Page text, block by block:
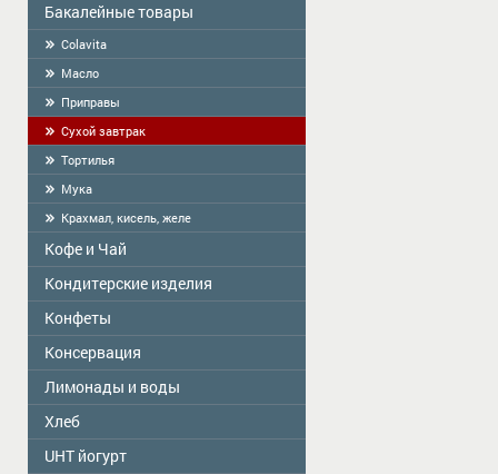
Бакалейные товары
Colavita
Масло
Приправы
Сухой завтрак
Тортилья
Мука
Крахмал, кисель, желе
Кофе и Чай
Чай
КОФЕ
Кондитерские изделия
Сделано в Латвии-продукция ручной
работы
Фасованое печенье
Печенье весовое
Крекер
Пряники
Конфеты
ME2U
Argo Sweets
Nefis
Конфеты "РИКОНД"
Консервация
Zelta Saule
Господарочка
Sladovsit
Лимонады и воды
Vitamizu
Hi5
Хлеб
UHT йогурт